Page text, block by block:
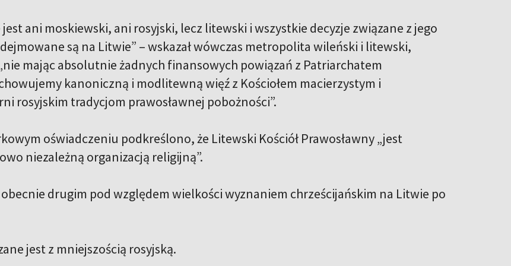
jest ani moskiewski, ani rosyjski, lecz litewski i wszystkie decyzje związane z jego
są na Litwie” – wskazał wówczas metropolita wileński i litewski,
mając absolutnie żadnych finansowych powiązań z Patriarchatem
kanoniczną i modlitewną więź z Kościołem macierzystym i
rosyjskim tradycjom prawosławnej pobożności”.
oświadczeniu podkreślono, że Litewski Kościół Prawosławny „jest
niezależną organizacją religijną”.
obecnie drugim pod względem wielkości wyznaniem chrześcijańskim na Litwie po
jest z mniejszością rosyjską.